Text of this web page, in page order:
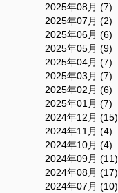
2025年08月 (7)
2025年07月 (2)
2025年06月 (6)
2025年05月 (9)
2025年04月 (7)
2025年03月 (7)
2025年02月 (6)
2025年01月 (7)
2024年12月 (15)
2024年11月 (4)
2024年10月 (4)
2024年09月 (11)
2024年08月 (17)
2024年07月 (10)